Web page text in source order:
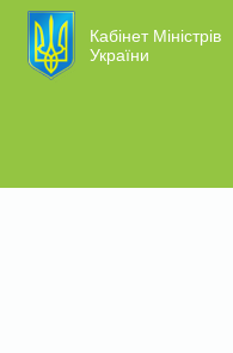
Кабінет Міністрів
України